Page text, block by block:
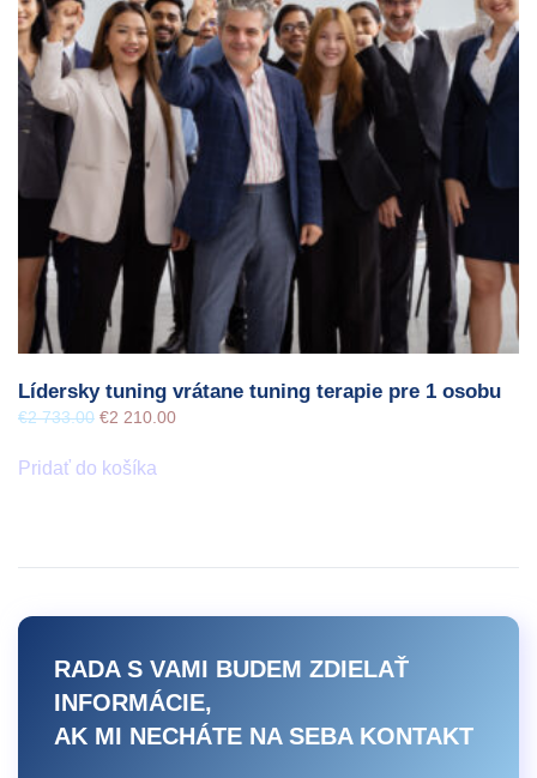
Lídersky tuning vrátane tuning terapie pre 1 osobu
€2 733.00 Pôvodná
bola:
€2 210.00Aktuálna
Pridať do košíka
RADA S VAMI BUDEM ZDIELAŤ
INFORMÁCIE,
AK MI NECHÁTE NA SEBA KONTAKT